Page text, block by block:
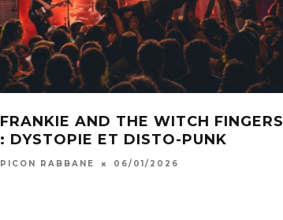
FRANKIE AND THE WITCH FINGERS
: DYSTOPIE ET DISTO-PUNK
PICON RABBANE 06/01/2026